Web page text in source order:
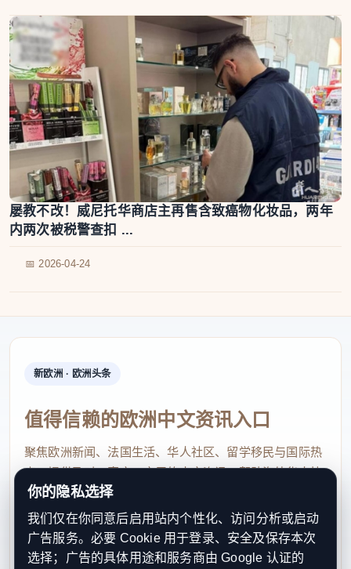
屡教不改！威尼托华商店主再售含致癌物化妆品，两年
内两次被税警查扣 ...
📅 2026-04-24
新欧洲 · 欧洲头条
值得信赖的欧洲中文资讯入口
聚焦欧洲新闻、法国生活、华人社区、留学移民与国际热
点，提供及时、真实、实用的中文资讯，帮助海外华人快
速了解欧洲动态。
contact@xinouzhou.com
服务支持、版权与合作：工作日优先处理站务、投稿与权
利通知
你的隐私选择
我们仅在你同意后启用站内个性化、访问分析或启动
广告服务。必要 Cookie 用于登录、安全及保存本次
选择；广告的具体用途和服务商由 Google 认证的